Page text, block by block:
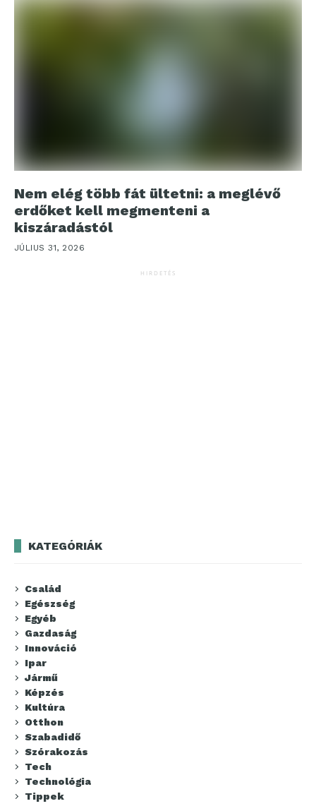
Nem elég több fát ültetni: a meglévő
erdőket kell megmenteni a
kiszáradástól
JÚLIUS 31, 2026
HIRDETÉS
KATEGÓRIÁK
Család
Egészség
Egyéb
Gazdaság
Innováció
Ipar
Jármű
Képzés
Kultúra
Otthon
Szabadidő
Szórakozás
Tech
Technológia
Tippek